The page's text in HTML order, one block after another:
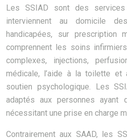
Les SSIAD sont des
interviennent au domicile
handicapées, sur prescription
comprennent les soins
complexes, injections,
médicale, l’aide à la toilette et
soutien psychologique. Les
adaptés aux personnes ayant
nécessitant une prise en charge
Contrairement aux SAAD, les